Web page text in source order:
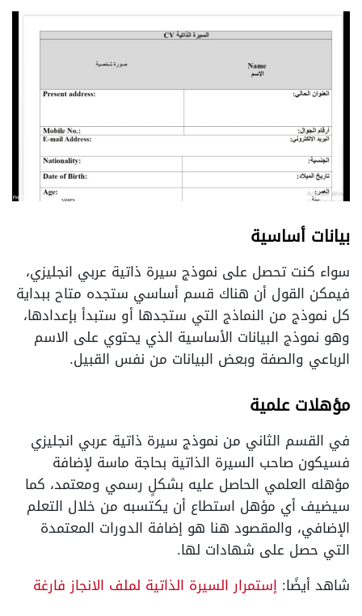
بيانات أساسية
سواء كنت تحصل على نموذج سيرة ذاتية عربي انجليزي،
فيمكن القول أن هناك قسم أساسي ستجده متاح ببداية
كل نموذج من النماذج التي ستجدها أو ستبدأ بإعدادها،
وهو نموذج البيانات الأساسية الذي يحتوي على الاسم
الرباعي والصفة وبعض البيانات من نفس القبيل.
مؤهلات علمية
في القسم الثاني من نموذج سيرة ذاتية عربي انجليزي
فسيكون صاحب السيرة الذاتية بحاجة ماسة لإضافة
مؤهله العلمي الحاصل عليه بشكلٍ رسمي ومعتمد، كما
سيضيف أي مؤهل استطاع أن يكتسبه من خلال التعلم
الإضافي، والمقصود هنا هو إضافة الدورات المعتمدة
التي حصل على شهادات لها.
شاهد أيضًا: إستمرار السيرة الذاتية لملف الانجاز فارغة